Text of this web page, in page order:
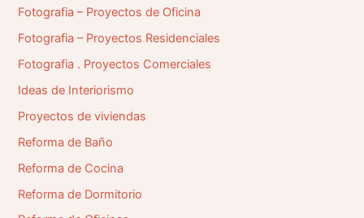
Fotografia – Proyectos de Oficina
Fotografia – Proyectos Residenciales
Fotografia . Proyectos Comerciales
Ideas de Interiorismo
Proyectos de viviendas
Reforma de Baño
Reforma de Cocina
Reforma de Dormitorio